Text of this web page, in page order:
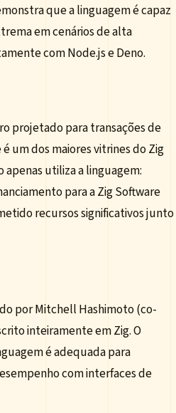
que a linguagem é capaz
em cenários de alta
com Node.js e Deno.
projetado para transações de
um dos maiores vitrines do Zig
apenas utiliza a linguagem:
para a Zig Software
recursos significativos junto
por Mitchell Hashimoto (co-
inteiramente em Zig. O
é adequada para
com interfaces de